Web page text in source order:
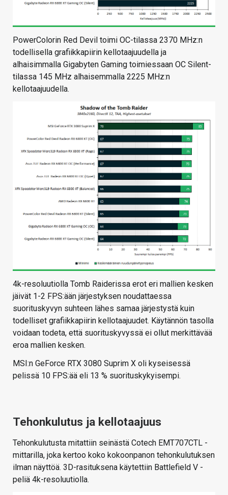
PowerColorin Red Devil toimi OC-tilassa 2370 MHz:n
todellisella grafiikkapiirin kellotaajuudella ja
alhaisimmalla Gigabyten Gaming toimiessaan OC Silent-
tilassa 145 MHz alhaisemmalla 2225 MHz:n
kellotaajuudella.
4k-resoluutiolla Tomb Raiderissa erot eri mallien kesken
jäivät 1-2 FPS:ään järjestyksen noudattaessa
suorituskyvyn suhteen lähes samaa järjestystä kuin
todelliset grafiikkapiirin kellotaajuudet. Käytännön tasolla
voidaan todeta, että suorituskyvyssä ei ollut merkittävää
eroa mallien kesken.
MSI:n GeForce RTX 3080 Suprim X oli kyseisessä
pelissä 10 FPS:ää eli 13 % suorituskykyisempi.
Tehonkulutus ja kellotaajuus
Tehonkulutusta mitattiin seinästä Cotech EMT707CTL -
mittarilla, joka kertoo koko kokoonpanon tehonkulutuksen
ilman näyttöä. 3D-rasituksena käytettiin Battlefield V -
peliä 4k-resoluutiolla.